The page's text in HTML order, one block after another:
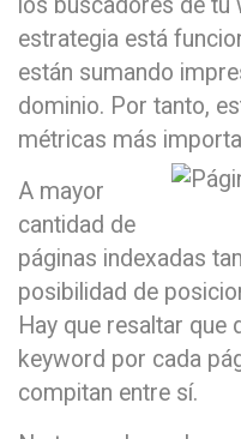
los buscadores de tu
estrategia está
están sumando
dominio. Por tanto,
métricas más
A mayor
cantidad de
páginas indexadas
posibilidad de
Hay que resaltar que
keyword por cada
compitan entre sí.